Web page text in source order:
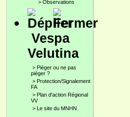
> Observations
Vespa
Velutina
> Pièger ou ne pas
piéger ?
> Protection/Signalement
FA
> Plan d'action Régional
VV
> Le site du MNHN